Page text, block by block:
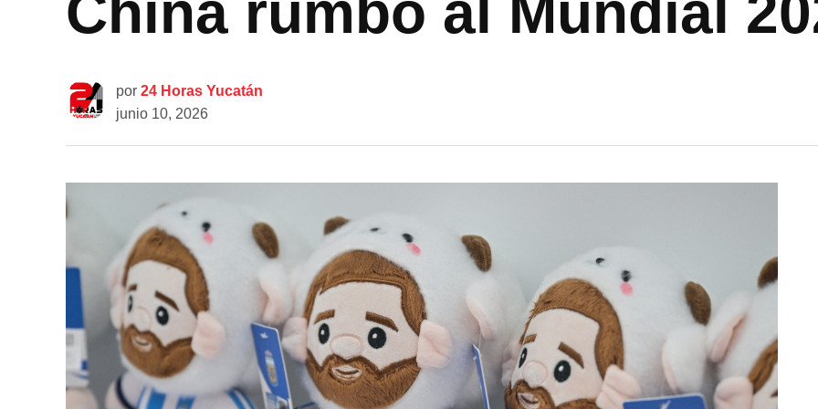
por 24 Horas Yucatán
junio 10, 2026